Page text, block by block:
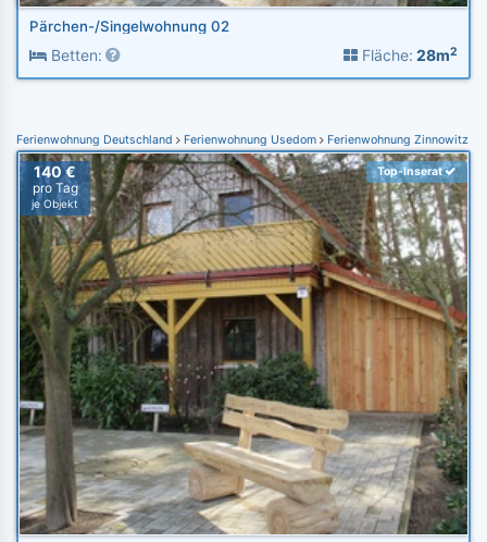
Pärchen-/Singelwohnung 02
Betten: Fläche: 28m2
Ferienwohnung Deutschland Ferienwohnung Usedom Ferienwohnung Zinnowitz
140 €
pro Tag
je Objekt
Top-Inserat